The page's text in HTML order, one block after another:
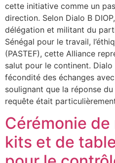
cette initiative comme un
direction. Selon Dialo B
délégation et militant du
Sénégal pour le travail,
(PASTEF), cette Alliance
salut pour le continent. Dialo
fécondité des échanges
soulignant que la réponse
requête était
Cérémonie de
kits et de